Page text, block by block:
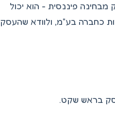
פיננסית - הוא יכול
כחברה בע"מ, ולוודא שהעסק